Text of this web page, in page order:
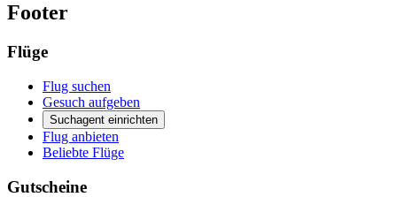
Footer
Flüge
Flug suchen
Gesuch aufgeben
Suchagent einrichten
Flug anbieten
Beliebte Flüge
Gutscheine